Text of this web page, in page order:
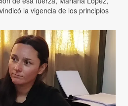
la vigencia de los principios